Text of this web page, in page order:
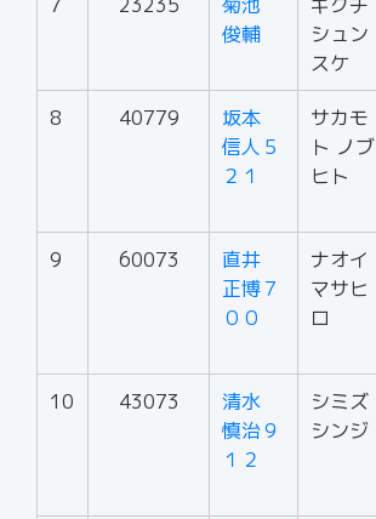
俊輔
シュン
スケ
8 40779
坂本
信人５
２１
サカモ
ト ノブ
ヒト
9 60073
直井
正博７
００
ナオイ
マサヒ
ロ
10 43073
清水
慎治９
１２
シミズ
シンジ